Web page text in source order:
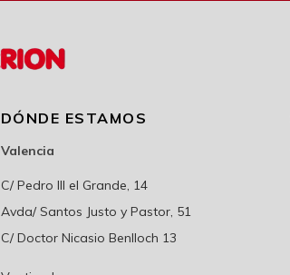
DÓNDE ESTAMOS
Valencia
C/ Pedro III el Grande, 14
Avda/ Santos Justo y Pastor, 51
C/ Doctor Nicasio Benlloch 13